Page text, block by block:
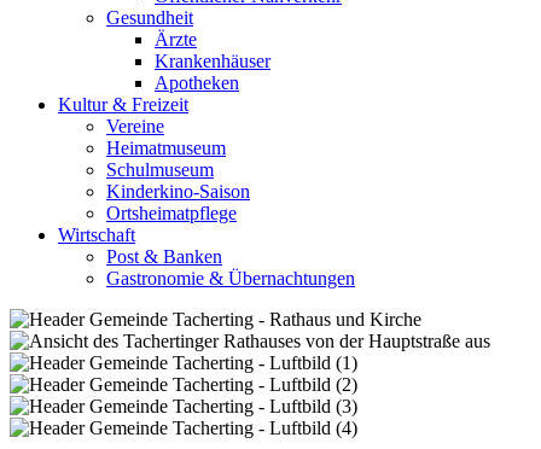
Gesundheit
Ärzte
Krankenhäuser
Apotheken
Kultur & Freizeit
Vereine
Heimatmuseum
Schulmuseum
Kinderkino-Saison
Ortsheimatpflege
Wirtschaft
Post & Banken
Gastronomie & Übernachtungen